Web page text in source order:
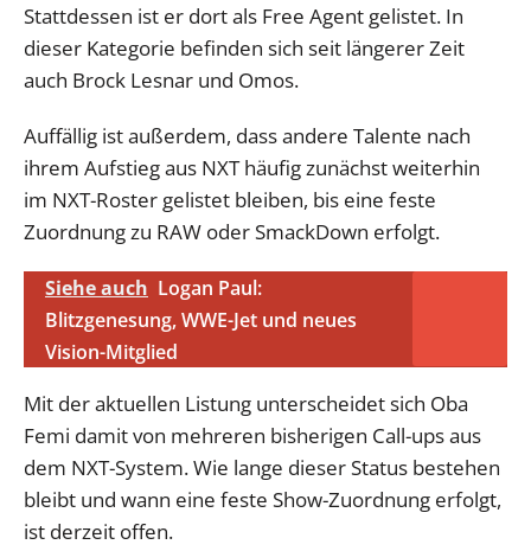
Stattdessen ist er dort als Free Agent gelistet. In
dieser Kategorie befinden sich seit längerer Zeit
auch Brock Lesnar und Omos.
Auffällig ist außerdem, dass andere Talente nach
ihrem Aufstieg aus NXT häufig zunächst weiterhin
im NXT-Roster gelistet bleiben, bis eine feste
Zuordnung zu RAW oder SmackDown erfolgt.
Siehe auch Logan Paul:
Blitzgenesung, WWE-Jet und neues
Vision-Mitglied
Mit der aktuellen Listung unterscheidet sich Oba
Femi damit von mehreren bisherigen Call-ups aus
dem NXT-System. Wie lange dieser Status bestehen
bleibt und wann eine feste Show-Zuordnung erfolgt,
ist derzeit offen.